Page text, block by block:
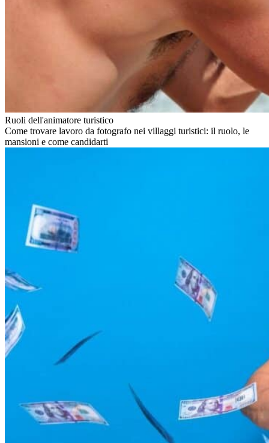
Ruoli dell'animatore turistico
Come trovare lavoro da fotografo nei villaggi turistici: il ruolo, le
mansioni e come candidarti